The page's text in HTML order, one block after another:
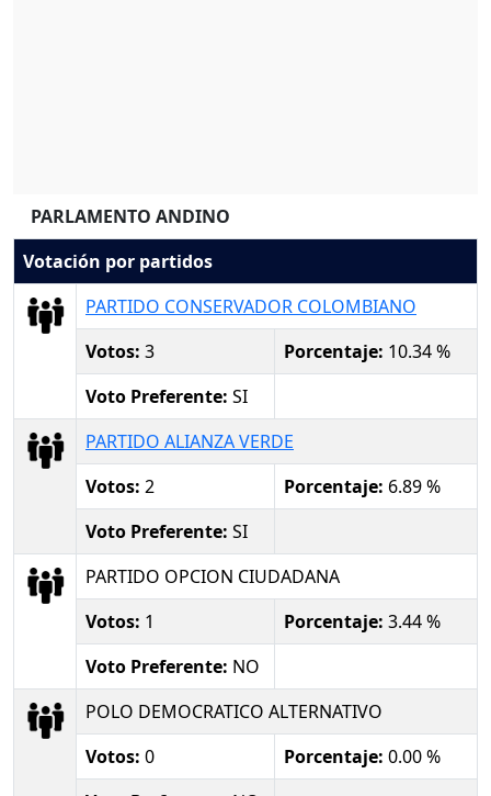
PARLAMENTO ANDINO
Votación por partidos
PARTIDO CONSERVADOR COLOMBIANO
Votos: 3 Porcentaje: 10.34 %
Voto Preferente: SI
PARTIDO ALIANZA VERDE
Votos: 2 Porcentaje: 6.89 %
Voto Preferente: SI
PARTIDO OPCION CIUDADANA
Votos: 1 Porcentaje: 3.44 %
Voto Preferente: NO
POLO DEMOCRATICO ALTERNATIVO
Votos: 0 Porcentaje: 0.00 %